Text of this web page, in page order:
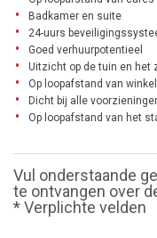
Badkamer en suite
24-uurs
Goed verhuurpotentieel
Uitzicht op de tuin en het
Op loopafstand van
Dicht bij alle
Op loopafstand van het
Vul onderstaande
te ontvangen over
* Verplichte velden